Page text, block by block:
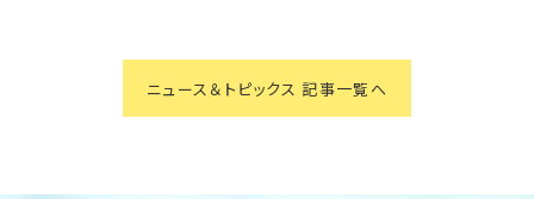
ニュース＆トピックス 記事一覧へ